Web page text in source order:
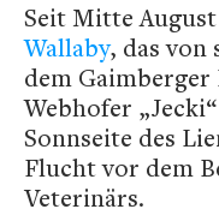
Seit Mitte
Wallaby, das von
dem
Webhofer
Sonnseite des
Flucht vor dem
Veterinärs.